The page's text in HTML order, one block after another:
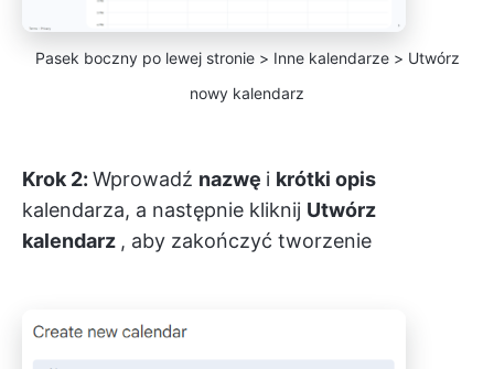
Pasek boczny po lewej stronie > Inne kalendarze > Utwórz
nowy kalendarz
Krok 2: Wprowadź nazwę i krótki opis
kalendarza, a następnie kliknij Utwórz
kalendarz , aby zakończyć tworzenie